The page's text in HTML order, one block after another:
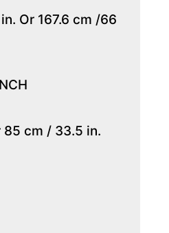
Or 167.6 cm /66
85 cm / 33.5 in.